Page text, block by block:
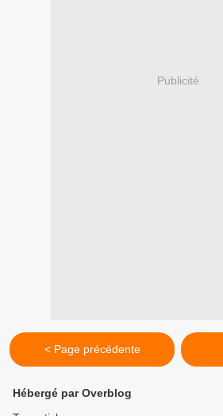
Publicité
< Page précédente
Hébergé par Overblog